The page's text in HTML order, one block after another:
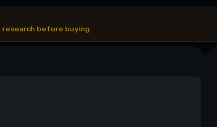
research before buying.